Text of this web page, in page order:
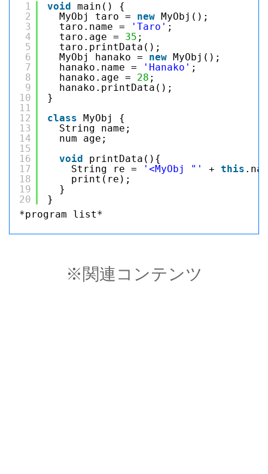
*program list*
1
2
3
4
5
6
7
8
9
10
11
12
13
14
15
16
17
18
19
20
void
main() {
MyObj taro = new
MyObj();
taro.name =
'Taro' ;
taro.age = 35 ;
taro.printData();
MyObj hanako = new
MyObj();
hanako.name =
'Hanako' ;
hanako.age = 28 ;
hanako.printData();
}
class
MyObj {
String name;
num age;
void
printData(){
String re =
'<MyObj "' + this
print(re);
}
}
※関連コンテンツ